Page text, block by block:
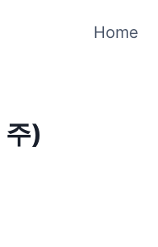
Home
)